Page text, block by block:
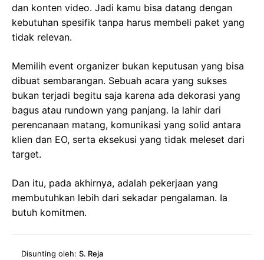
dan konten video. Jadi kamu bisa datang dengan
kebutuhan spesifik tanpa harus membeli paket yang
tidak relevan.
Memilih event organizer bukan keputusan yang bisa
dibuat sembarangan. Sebuah acara yang sukses
bukan terjadi begitu saja karena ada dekorasi yang
bagus atau rundown yang panjang. Ia lahir dari
perencanaan matang, komunikasi yang solid antara
klien dan EO, serta eksekusi yang tidak meleset dari
target.
Dan itu, pada akhirnya, adalah pekerjaan yang
membutuhkan lebih dari sekadar pengalaman. Ia
butuh komitmen.
Disunting oleh: S. Reja